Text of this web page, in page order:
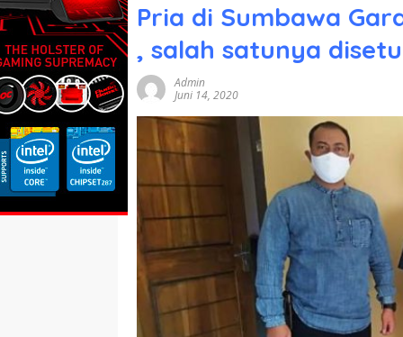
Pria di Sumbawa
, salah satunya
Admin
Juni 14, 2020